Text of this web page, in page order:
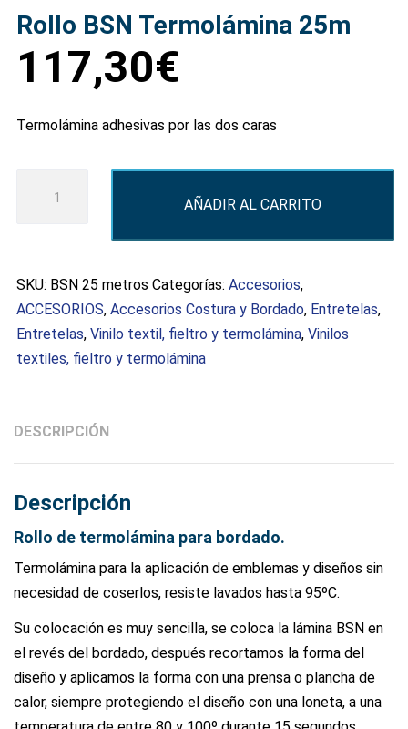
Rollo BSN Termolámina 25m
117,30€
Termolámina adhesivas por las dos caras
cantidad
AÑADIR AL CARRITO
SKU: BSN 25 metros Categorías: Accesorios,
ACCESORIOS, Accesorios Costura y Bordado, Entretelas,
Entretelas, Vinilo textil, fieltro y termolámina, Vinilos
textiles, fieltro y termolámina
DESCRIPCIÓN
Descripción
Rollo de termolámina para bordado.
Termolámina para la aplicación de emblemas y diseños sin
necesidad de coserlos, resiste lavados hasta 95ºC.
Su colocación es muy sencilla, se coloca la lámina BSN en
el revés del bordado, después recortamos la forma del
diseño y aplicamos la forma con una prensa o plancha de
calor, siempre protegiendo el diseño con una loneta, a una